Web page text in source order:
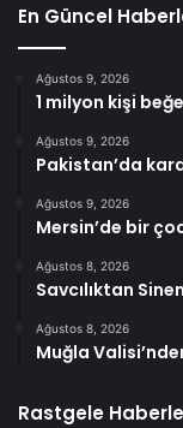
En Güncel
Ağustos 9, 2026
1 milyon kişi
Ağustos 9, 2026
Pakistan’da
Ağustos 9, 2026
Mersin’de bir
Ağustos 8, 2026
Savcılıktan
Ağustos 8, 2026
Muğla
Rastgele